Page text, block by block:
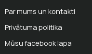
Par mums un kontakti
Privātuma politika
Mūsu facebook lapa